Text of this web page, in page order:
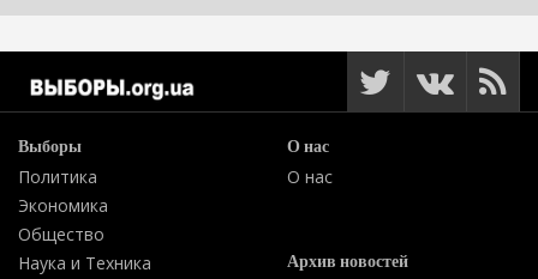
Выборы
Политика
Экономика
Общество
Наука и Техника
О нас
О нас
Архив новостей